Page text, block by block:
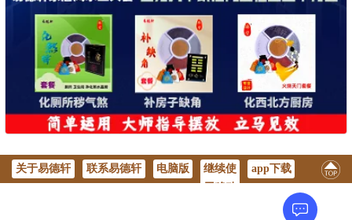
关于易德轩 联系易德轩 电脑版
继续使
app下载